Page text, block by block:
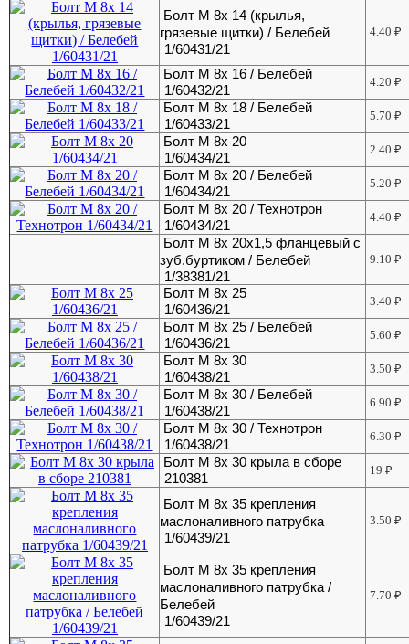
Болт М 8х 14 (крылья,
грязевые щитки) / Белебей
1/60431/21
4.40₽
Болт М 8х 16 / Белебей
1/60432/21
4.20₽
Болт М 8х 18 / Белебей
1/60433/21
5.70₽
Болт М 8х 20
1/60434/21
2.40₽
Болт М 8х 20 / Белебей
1/60434/21
5.20₽
Болт М 8х 20 / Технотрон
1/60434/21
4.40₽
Болт М 8х 20х1,5 фланцевый с
зуб.буртиком / Белебей
1/38381/21
9.10₽
Болт М 8х 25
1/60436/21
3.40₽
Болт М 8х 25 / Белебей
1/60436/21
5.60₽
Болт М 8х 30
1/60438/21
3.50₽
Болт М 8х 30 / Белебей
1/60438/21
6.90₽
Болт М 8х 30 / Технотрон
1/60438/21
6.30₽
Болт М 8х 30 крыла в сборе
210381
19₽
Болт М 8х 35 крепления
маслоналивного патрубка
1/60439/21
3.50₽
Болт М 8х 35 крепления
маслоналивного патрубка /
Белебей
1/60439/21
7.70₽